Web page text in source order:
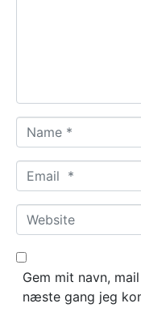
a
m
*
m
a
*
W
e
b
Gem mit navn,
næste gang jeg